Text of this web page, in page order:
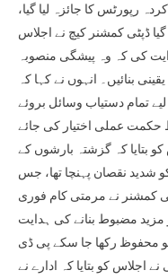
رپورٹس کا جائزہ لیا گیا،
گیا ڈپٹی کمشنر کیچ نے اجلاس
کی کہ وہ پیشگی منصوبہ
بنائیں۔ انہوں نے کہا کہ
تمام دستیاب وسائل بروئے
حکمت عملی اختیار کی جائے
بتایا کہ گزشتہ بارشوں کے
شدید نقصان پہنچا تھا، جس
کمشنر نے مرمتی کام فوری
مضبوط بنانے کی ہدایت
محفوظ رکھا جا سکے پی ڈی
اجلاس کو بتایا کہ ادارے نے